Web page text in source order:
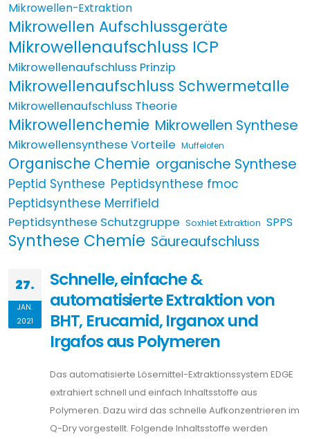
Mikrowellen-Extraktion
Mikrowellen Aufschlussgeräte
Mikrowellenaufschluss ICP
Mikrowellenaufschluss Prinzip
Mikrowellenaufschluss Schwermetalle
Mikrowellenaufschluss Theorie
Mikrowellenchemie Mikrowellen Synthese
Mikrowellensynthese Vorteile Muffelofen
Organische Chemie organische Synthese
Peptid Synthese Peptidsynthese fmoc
Peptidsynthese Merrifield
Peptidsynthese Schutzgruppe Soxhlet Extraktion SPPS
Synthese Chemie Säureaufschluss
27.
JAN.
2021
Schnelle, einfache &
automatisierte Extraktion von
BHT, Erucamid, Irganox und
Irgafos aus Polymeren
Das automatisierte Lösemittel-Extraktionssystem EDGE
extrahiert schnell und einfach Inhaltsstoffe aus
Polymeren. Dazu wird das schnelle Aufkonzentrieren im
Q-Dry vorgestellt. Folgende Inhaltsstoffe werden